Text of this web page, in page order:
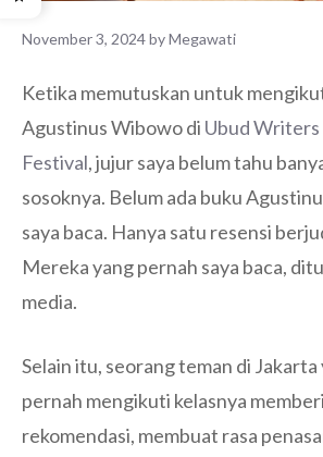
November 3, 2024byMegawati
Ketika memutuskan untuk
Agustinus Wibowo di Ubud Writers
Festival, jujur saya belum tahu
sosoknya. Belum ada buku
saya baca. Hanya satu resensi
Mereka yang pernah saya baca,
media.
Selain itu, seorang teman di Jakarta
pernah mengikuti kelasnya
rekomendasi, membuat rasa